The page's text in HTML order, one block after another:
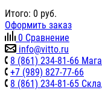
Итого: 0 руб.
Оформить заказ
0 Сравнение
info@vitto.ru
8 (861) 234-81-66
+7 (989) 827-77-66
8 (861) 234-81-65